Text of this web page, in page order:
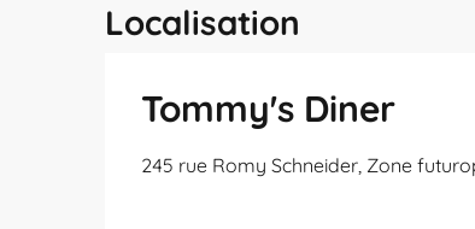
Localisation
Tommy's Diner
245 rue Romy Schneider, Zone